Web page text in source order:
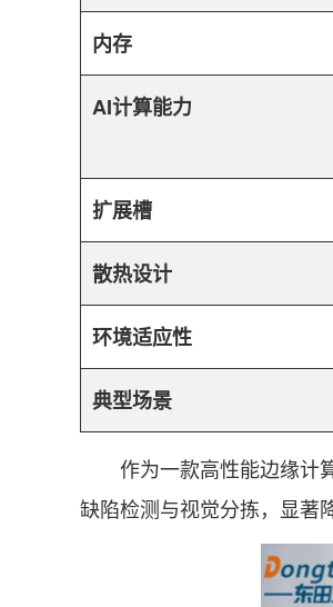
内存
AI计算能力
扩展槽
散热设计
环境适应性
典型场景
作为一款高性能边缘计算
缺陷检测与视觉分拣，显著